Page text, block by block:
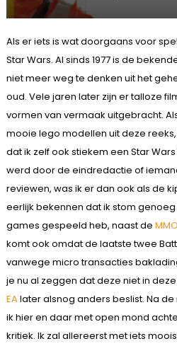
Als er iets is wat doorgaans voor
Star Wars. Al sinds 1977 is de
niet meer weg te denken uit het
oud. Vele jaren later zijn er talloze
vormen van vermaak uitgebracht.
mooie lego modellen uit deze
dat ik zelf ook stiekem een Star
werd door de eindredactie of
reviewen, was ik er dan ook als de
eerlijk bekennen dat ik stom
games gespeeld heb, naast de MMO
komt ook omdat de laatste twee
vanwege micro transacties
je nu al zeggen dat deze niet in
EAlater alsnog anders beslist. Na
ik hier en daar met open mond
kritiek. Ik zal allereerst met iets